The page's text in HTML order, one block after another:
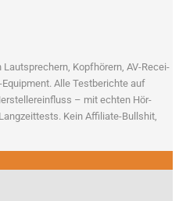
Laut­spre­chern, Kopf­hö­rern, AV-Recei­
Alle Test­be­rich­te auf
– mit ech­ten Hör­
Kein Affi­lia­te-Bull­shit,